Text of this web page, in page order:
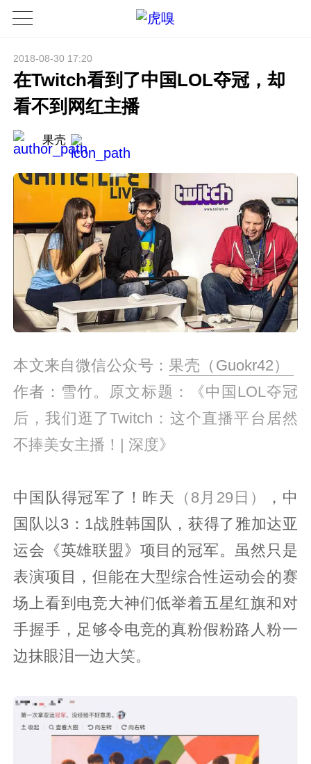
2018-08-30 17:20
在Twitch看到了中国LOL夺冠，却
看不到网红主播
果壳
本文来自微信公众号：果壳（Guokr42）
作者：雪竹。 原文标题：《中国LOL夺冠
后，我们逛了Twitch：这个直播平台居然
不捧美女主播！| 深度》
中国队得冠军了！昨天 （8月29日）
，中
国队以3：1战胜韩国队，获得了雅加达亚
运会《英雄联盟》项目的冠军。虽然只是
表演项目，但能在大型综合性运动会的赛
场上看到电竞大神们低举着五星红旗和对
手握手，足够令电竞的真粉假粉路人粉一
边抹眼泪一边大笑。